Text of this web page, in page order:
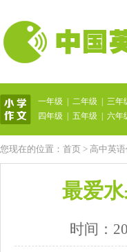
英语作文网
一年级 二年级
三年
四年级
五年级 六年
您现在的位置： 首页 > 高中英语
最爱
时间：